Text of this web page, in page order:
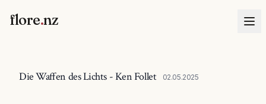
flore.nz
Die Waffen des Lichts - Ken Follet 02.05.2025